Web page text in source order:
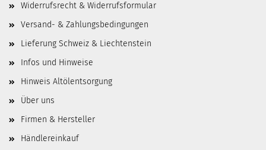
Widerrufsrecht & Widerrufsformular
Versand- & Zahlungsbedingungen
Lieferung Schweiz & Liechtenstein
Infos und Hinweise
Hinweis Altölentsorgung
Über uns
Firmen & Hersteller
Händlereinkauf